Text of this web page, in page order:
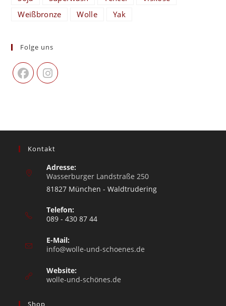
Weißbronze
Wolle Yak
Folge uns
Kontakt
Adresse:
Wasserburger Landstraße 250
81827 München - Waldtrudering
Telefon:
089 - 430 87 44
E-Mail:
info@wolle-und-schoenes.de
Website:
wolle-und-schönes.de
Shop